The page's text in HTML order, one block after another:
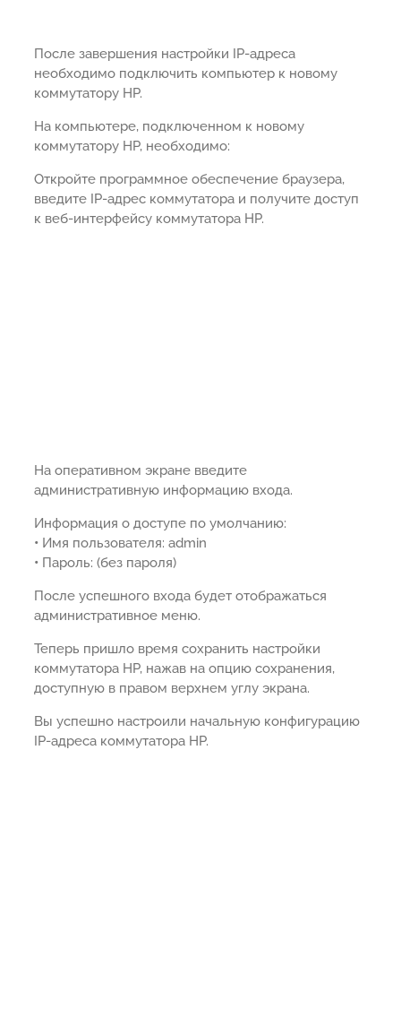
После завершения настройки IP-адреса
необходимо подключить компьютер к новому
коммутатору HP.
На компьютере, подключенном к новому
коммутатору HP, необходимо:
Откройте программное обеспечение браузера,
введите IP-адрес коммутатора и получите доступ
к веб-интерфейсу коммутатора HP.
На оперативном экране введите
административную информацию входа.
Информация о доступе по умолчанию:
• Имя пользователя: admin
• Пароль: (без пароля)
После успешного входа будет отображаться
административное меню.
Теперь пришло время сохранить настройки
коммутатора HP, нажав на опцию сохранения,
доступную в правом верхнем углу экрана.
Вы успешно настроили начальную конфигурацию
IP-адреса коммутатора HP.